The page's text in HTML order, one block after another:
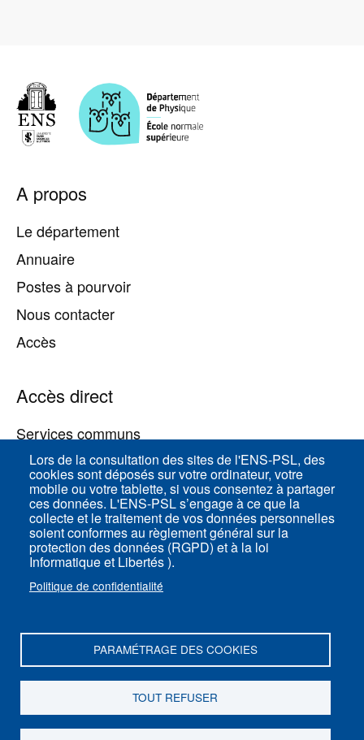
Lors de la consultation des sites de l'ENS-PSL, des
cookies sont déposés sur votre ordinateur, votre
mobile ou votre tablette, si vous consentez à partager
ces données. L'ENS-PSL s’engage à ce que la
collecte et le traitement de vos données personnelles
soient conformes au règlement général sur la
protection des données (RGPD) et à la loi
Informatique et Libertés ).
Politique de confidentialité
PARAMÉTRAGE DES COOKIES
TOUT REFUSER
Pied
de
A propos
Le département
Annuaire
Postes à pourvoir
Nous contacter
Accès
Accès direct
Services communs
ENS-PSL Physique
Plan du site
Mentions légales
Politique de confidentialité
ENS-PSL Département de physique - 24, rue
Lhomond 75005 Paris - France
Suivez-nous sur Youtube